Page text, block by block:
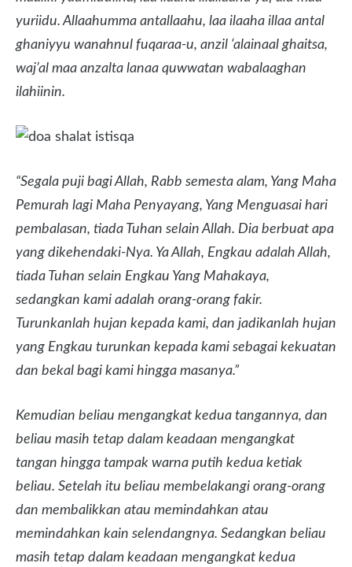
yuriidu. Allaahumma antallaahu, laa ilaaha illaa antal
ghaniyyu wanahnul fuqaraa-u, anzil ‘alainaal ghaitsa,
waj’al maa anzalta lanaa quwwatan wabalaaghan
ilahiinin.
“Segala puji bagi Allah, Rabb semesta alam, Yang Maha
Pemurah lagi Maha Penyayang, Yang Menguasai hari
pembalasan, tiada Tuhan selain Allah. Dia berbuat apa
yang dikehendaki-Nya. Ya Allah, Engkau adalah Allah,
tiada Tuhan selain Engkau Yang Mahakaya,
sedangkan kami adalah orang-orang fakir.
Turunkanlah hujan kepada kami, dan jadikanlah hujan
yang Engkau turunkan kepada kami sebagai kekuatan
dan bekal bagi kami hingga masanya.”
Kemudian beliau mengangkat kedua tangannya, dan
beliau masih tetap dalam keadaan mengangkat
tangan hingga tampak warna putih kedua ketiak
beliau. Setelah itu beliau membelakangi orang-orang
dan membalikkan atau memindahkan atau
memindahkan kain selendangnya. Sedangkan beliau
masih tetap dalam keadaan mengangkat kedua